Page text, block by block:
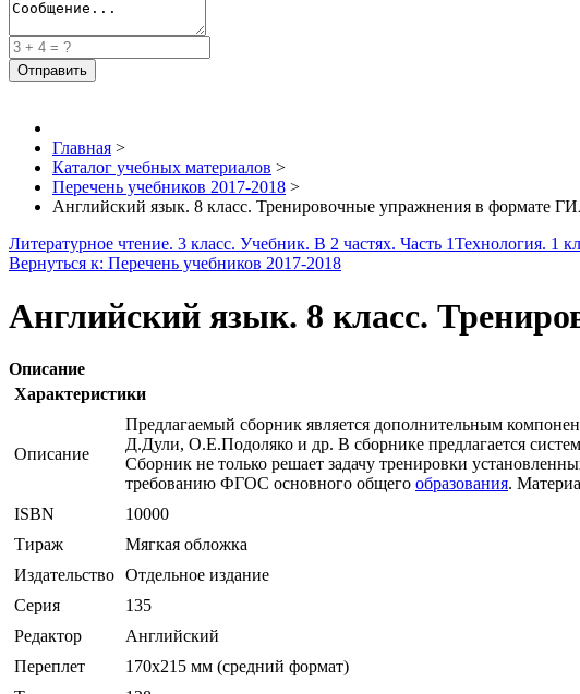
Главная >
Каталог учебных материалов >
Перечень учебников 2017-2018 >
Английский язык. 8 класс. Тренировочные упражнения в формате
Литературное чтение. 3 класс. Учебник. В 2 частях. Часть 1Технология. 1
Вернуться к: Перечень учебников 2017-2018
Английский язык. 8 класс.
Описание
Характеристики
Описание
Предлагаемый сборник является дополнительным
Д.Дули, О.Е.Подоляко и др. В сборнике предлагается
Сборник не только решает задачу тренировки
требованию ФГОС основного общего образования.
ISBN
10000
Тираж
Мягкая обложка
Издательство Отдельное издание
Серия
135
Редактор
Английский
Переплет
170х215 мм (средний формат)